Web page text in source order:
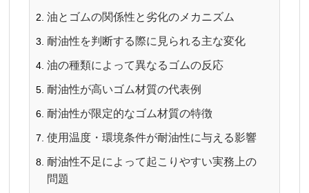
油とゴムの関係性と劣化のメカニズム
耐油性を判断する際に見られる主な変化
油の種類によって異なるゴムの反応
耐油性が高いゴム材質の代表例
耐油性が限定的なゴム材質の特徴
使用温度・環境条件が耐油性に与える影響
耐油性不足によって起こりやすい実務上の
問題